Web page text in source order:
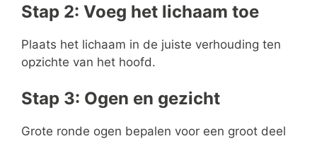
Stap 2: Voeg het lichaam toe
Plaats het lichaam in de juiste verhouding ten
opzichte van het hoofd.
Stap 3: Ogen en gezicht
Grote ronde ogen bepalen voor een groot deel